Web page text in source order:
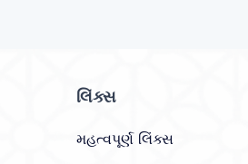
લિંક્સ
મહત્વપૂર્ણ લિંક્સ